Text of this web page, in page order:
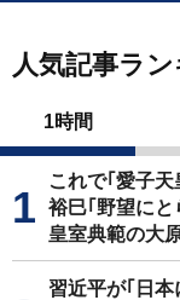
人気記事ラ
1時間
これで｢愛子
裕巳｢野望に
皇室典範の大
習近平が｢日本